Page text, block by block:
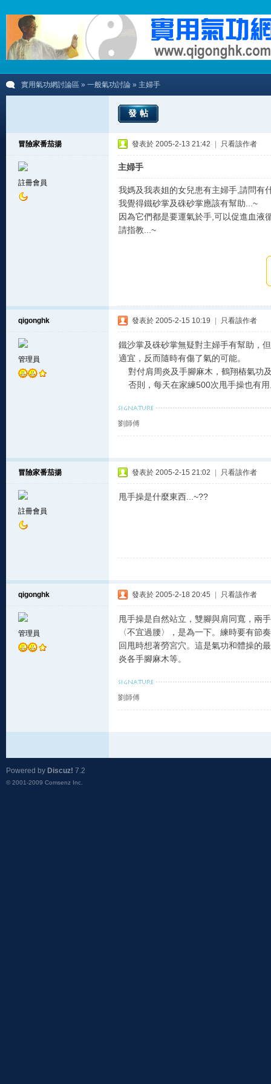
實用氣功網討論區 » 一般氣功討論 » 主婦手
發帖
冒險家番茄揚
註冊會員
發表於 2005-2-13 21:42 只看該作者
主婦手
我媽及我表姐的女兒患有主婦手,請問有
我覺得鐵砂掌及硃砂掌應該有幫助...~
因為它們都是要運氣於手,可以促進血液
請指教...~
qigonghk
管理員
發表於 2005-2-15 10:19 只看該作者
鐵沙掌及硃砂掌無疑對主婦手有幫助，
適宜，反而隨時有傷了氣的可能。
對付肩周炎及手腳麻木，鶴翔樁氣功
否則，每天在家練500次甩手操也有
劉師傅
冒險家番茄揚
註冊會員
發表於 2005-2-15 21:02 只看該作者
甩手操是什麼東西...~??
qigonghk
管理員
發表於 2005-2-18 20:45 只看該作者
甩手操是自然站立，雙腳與肩同寬，兩
〈不宜過腰〉，是為一下。練時要有節
回甩時想著勞宮穴。這是氣功和體操的
炎各手腳麻木等。
劉師傅
Powered by Discuz! 7.2
© 2001-2009 Comsenz Inc.